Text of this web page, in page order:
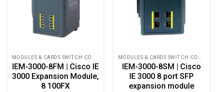
MODULES & CARDS SWITCH CÔNG NGHIỆP
IEM-3000-8FM | Cisco IE
3000 Expansion Module,
8 100FX
MODULES & CARDS SWITCH CÔNG NGHIỆP
IEM-3000-8SM | Cisco
IE 3000 8 port SFP
expansion module